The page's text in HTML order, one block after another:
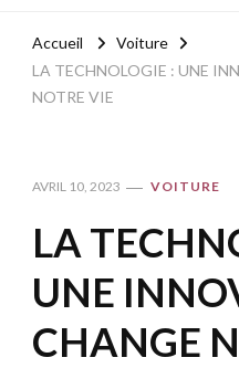
Accueil
Voiture
LA TECHNOLOGIE : UNE
NOTRE VIE
AVRIL 10, 2023 VOITURE
LA
UNE
CHANGE